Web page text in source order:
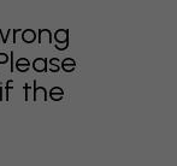
the